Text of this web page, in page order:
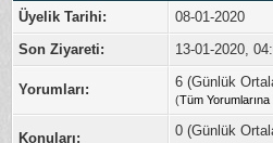
Üyelik Tarihi:
08-01-2020
Son Ziyareti:
13-01-2020,
Yorumları: 6 (Günlük
(Tüm Yorumlarına
Konuları: 0 (Günlük